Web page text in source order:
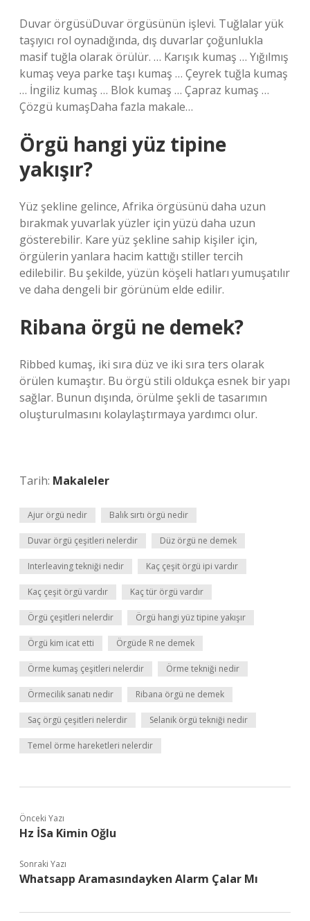
Duvar örgüsüDuvar örgüsünün işlevi. Tuğlalar yük
taşıyıcı rol oynadığında, dış duvarlar çoğunlukla
masif tuğla olarak örülür. … Karışık kumaş … Yığılmış
kumaş veya parke taşı kumaş … Çeyrek tuğla kumaş
… İngiliz kumaş … Blok kumaş … Çapraz kumaş …
Çözgü kumaşDaha fazla makale…
Örgü hangi yüz tipine
yakışır?
Yüz şekline gelince, Afrika örgüsünü daha uzun
bırakmak yuvarlak yüzler için yüzü daha uzun
gösterebilir. Kare yüz şekline sahip kişiler için,
örgülerin yanlara hacim kattığı stiller tercih
edilebilir. Bu şekilde, yüzün köşeli hatları yumuşatılır
ve daha dengeli bir görünüm elde edilir.
Ribana örgü ne demek?
Ribbed kumaş, iki sıra düz ve iki sıra ters olarak
örülen kumaştır. Bu örgü stili oldukça esnek bir yapı
sağlar. Bunun dışında, örülme şekli de tasarımın
oluşturulmasını kolaylaştırmaya yardımcı olur.
Tarih: Makaleler
Ajur örgü nedir Balık sırtı örgü nedir
Duvar örgü çeşitleri nelerdir Düz örgü ne demek
Interleaving tekniği nedir Kaç çeşit örgü ipi vardır
Kaç çeşit örgü vardır Kaç tür örgü vardır
Örgü çeşitleri nelerdir Örgü hangi yüz tipine yakışır
Örgü kim icat etti Örgüde R ne demek
Örme kumaş çeşitleri nelerdir Örme tekniği nedir
Örmecilik sanatı nedir Ribana örgü ne demek
Saç örgü çeşitleri nelerdir Selanik örgü tekniği nedir
Temel örme hareketleri nelerdir
Önceki Yazı
Hz İSa Kimin Oğlu
Sonraki Yazı
Whatsapp Aramasındayken Alarm Çalar Mı